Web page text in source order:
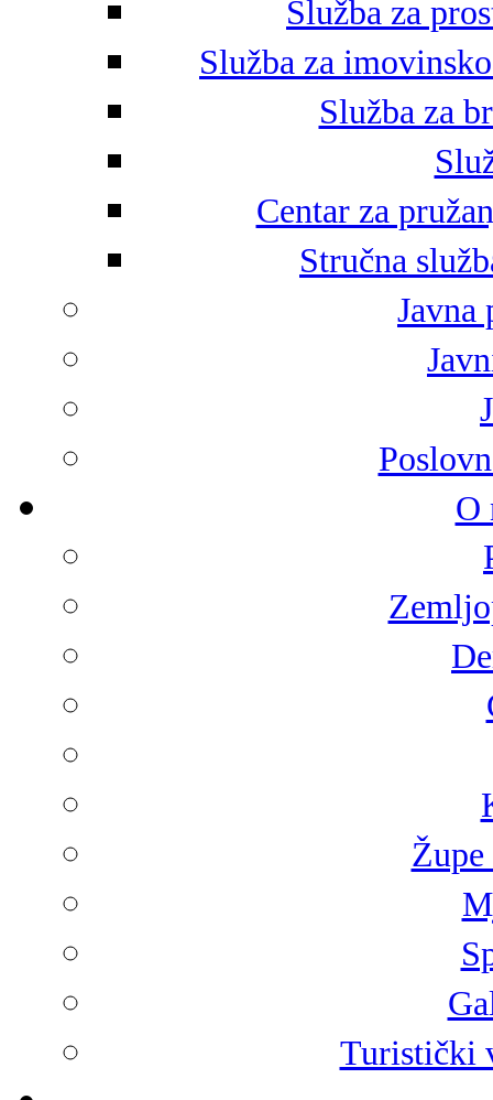
Služba za
Služba za
Služba za
Centar za
Stručna
Javna
O
Turistički